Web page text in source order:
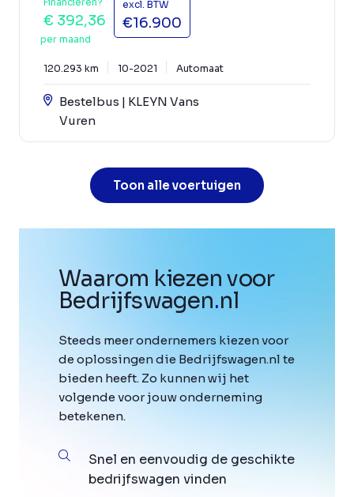
€ 392,36
per maand
excl. BTW
€16.900
120.293 km 10-2021 Automaat
Bestelbus | KLEYN Vans
Vuren
Toon alle voertuigen
Waarom kiezen voor
Bedrijfswagen.nl
Steeds meer ondernemers kiezen voor
de oplossingen die Bedrijfswagen.nl te
bieden heeft. Zo kunnen wij het
volgende voor jouw onderneming
betekenen.
Snel en eenvoudig de geschikte
bedrijfswagen vinden